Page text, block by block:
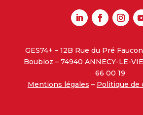
GES74+ – 12B Rue du Pré
Boubioz – 74940 ANNECY-LE-
66 00 19
Mentions légales – Politique de